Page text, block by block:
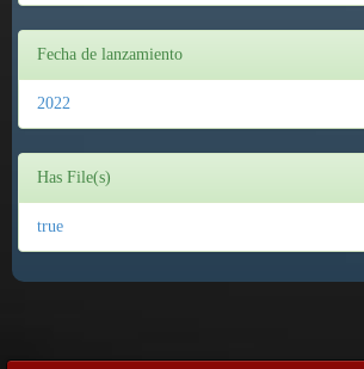
Fecha de lanzamiento
2022
Has File(s)
true